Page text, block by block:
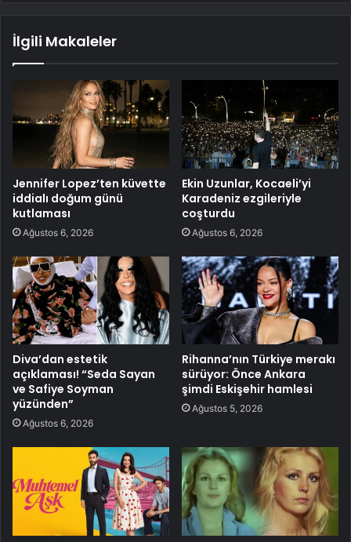
İlgili Makaleler
Jennifer Lopez’ten küvette
iddialı doğum günü
kutlaması
Ağustos 6, 2026
Ekin Uzunlar, Kocaeli’yi
Karadeniz ezgileriyle
coşturdu
Ağustos 6, 2026
Diva’dan estetik
açıklaması! “Seda Sayan
ve Safiye Soyman
yüzünden”
Ağustos 6, 2026
Rihanna’nın Türkiye merakı
sürüyor: Önce Ankara
şimdi Eskişehir hamlesi
Ağustos 5, 2026